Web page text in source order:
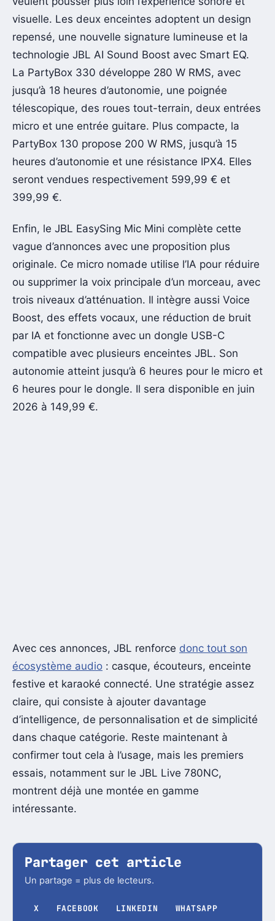
visuelle. Les deux enceintes adoptent un design
repensé, une nouvelle signature lumineuse et la
technologie JBL AI Sound Boost avec Smart EQ.
La PartyBox 330 développe 280 W RMS, avec
jusqu’à 18 heures d’autonomie, une poignée
télescopique, des roues tout-terrain, deux entrées
micro et une entrée guitare. Plus compacte, la
PartyBox 130 propose 200 W RMS, jusqu’à 15
heures d’autonomie et une résistance IPX4. Elles
seront vendues respectivement 599,99 € et
399,99 €.
Enfin, le JBL EasySing Mic Mini complète cette
vague d’annonces avec une proposition plus
originale. Ce micro nomade utilise l’IA pour réduire
ou supprimer la voix principale d’un morceau, avec
trois niveaux d’atténuation. Il intègre aussi Voice
Boost, des effets vocaux, une réduction de bruit
par IA et fonctionne avec un dongle USB-C
compatible avec plusieurs enceintes JBL. Son
autonomie atteint jusqu’à 6 heures pour le micro et
6 heures pour le dongle. Il sera disponible en juin
2026 à 149,99 €.
Avec ces annonces, JBL renforce donc tout son
écosystème audio : casque, écouteurs, enceinte
festive et karaoké connecté. Une stratégie assez
claire, qui consiste à ajouter davantage
d’intelligence, de personnalisation et de simplicité
dans chaque catégorie. Reste maintenant à
confirmer tout cela à l’usage, mais les premiers
essais, notamment sur le JBL Live 780NC,
montrent déjà une montée en gamme
intéressante.
Partager cet article
Un partage = plus de lecteurs.
X FACEBOOK LINKEDIN WHATSAPP